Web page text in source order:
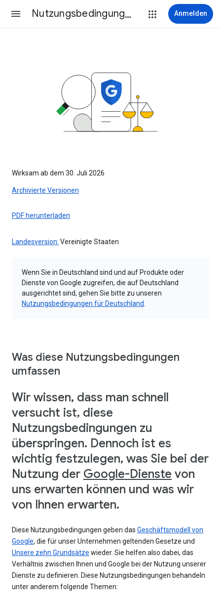
Nutzungsbedingungen Anmelden
Wirksam ab dem 30. Juli 2026
Archivierte Versionen
PDF herunterladen
Landesversion: Vereinigte Staaten
Wenn Sie in Deutschland sind und auf Produkte oder
Dienste von Google zugreifen, die auf Deutschland
ausgerichtet sind, gehen Sie bitte zu unseren
Nutzungsbedingungen für Deutschland
Was diese Nutzungsbedingungen
umfassen
Wir wissen, dass man schnell
versucht ist, diese
Nutzungsbedingungen zu
überspringen. Dennoch ist es
wichtig festzulegen, was Sie bei der
Nutzung der Google-Dienste von
uns erwarten können und was wir
von Ihnen erwarten.
Diese Nutzungsbedingungen geben das Geschäftsmodell von
Google, die für unser Unternehmen geltenden Gesetze und
Unsere zehn Grundsätze wieder. Sie helfen also dabei, das
Verhältnis zwischen Ihnen und Google bei der Nutzung unserer
Dienste zu definieren. Diese Nutzungsbedingungen behandeln
unter anderem folgende Themen: